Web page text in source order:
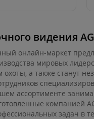
видения
онлайн-маркет
мировых
охоты, а также станут
ассортименте
компанией
задач в